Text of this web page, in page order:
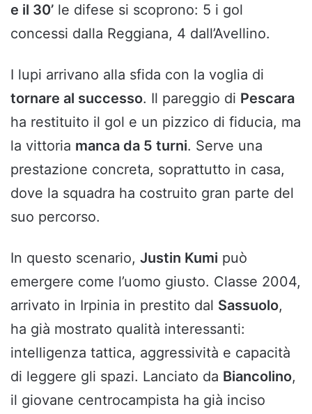
e il 30’ le difese si scoprono: 5 i gol
concessi dalla Reggiana, 4 dall’Avellino.
I lupi arrivano alla sfida con la voglia di
tornare al successo. Il pareggio di Pescara
ha restituito il gol e un pizzico di fiducia, ma
la vittoria manca da 5 turni. Serve una
prestazione concreta, soprattutto in casa,
dove la squadra ha costruito gran parte del
suo percorso.
In questo scenario, Justin Kumi può
emergere come l’uomo giusto. Classe 2004,
arrivato in Irpinia in prestito dal Sassuolo,
ha già mostrato qualità interessanti:
intelligenza tattica, aggressività e capacità
di leggere gli spazi. Lanciato da Biancolino,
il giovane centrocampista ha già inciso